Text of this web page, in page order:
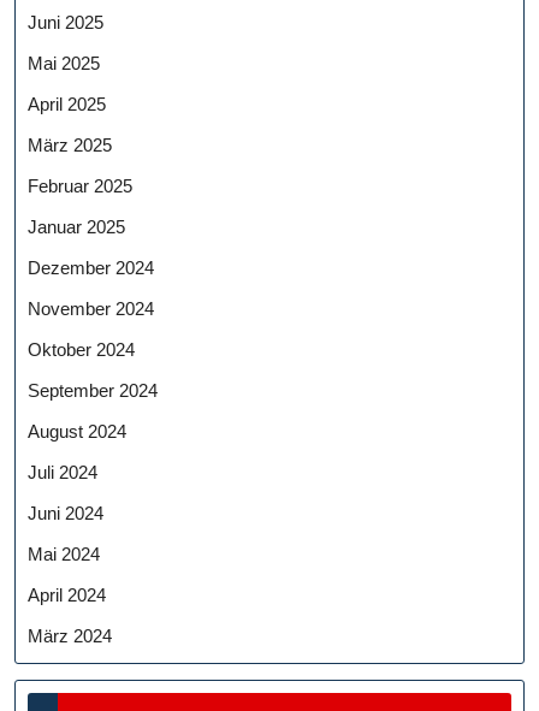
Juni 2025
Mai 2025
April 2025
März 2025
Februar 2025
Januar 2025
Dezember 2024
November 2024
Oktober 2024
September 2024
August 2024
Juli 2024
Juni 2024
Mai 2024
April 2024
März 2024